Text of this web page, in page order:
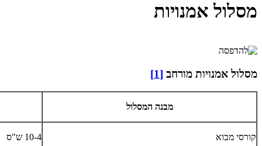
מסלול אמנויות
מסלול אמנויות מורחב [1]
מבנה המסלול
קורסי מבוא 10-4 ש"ס